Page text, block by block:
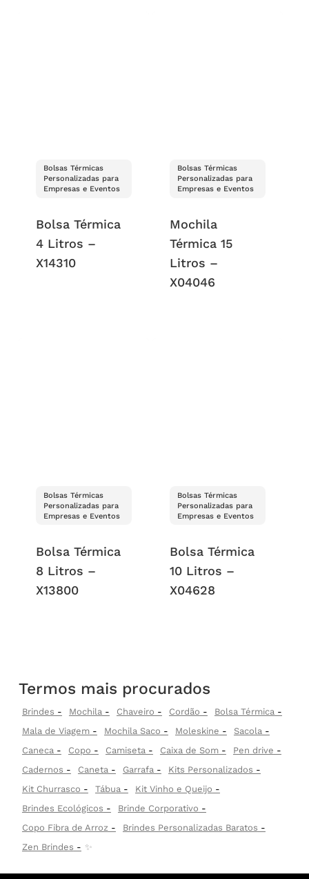
Bolsas Térmicas
Personalizadas para
Empresas e Eventos
Bolsa Térmica
4 Litros –
X14310
Bolsas Térmicas
Personalizadas para
Empresas e Eventos
Mochila
Térmica 15
Litros –
X04046
Bolsas Térmicas
Personalizadas para
Empresas e Eventos
Bolsa Térmica
8 Litros –
X13800
Bolsas Térmicas
Personalizadas para
Empresas e Eventos
Bolsa Térmica
10 Litros –
X04628
Termos mais procurados
Brindes Mochila Chaveiro Cordão
Bolsa Térmica
Mala de Viagem
Mochila Saco Moleskine
Sacola
Caneca
Copo Camiseta Caixa de Som
Pen drive
Cadernos
Caneta Garrafa
Kits Personalizados
Kit Churrasco
Tábua
Kit Vinho e Queijo
Brindes Ecológicos
Brinde Corporativo
Copo Fibra de Arroz
Brindes Personalizadas Baratos
Zen Brindes
✨